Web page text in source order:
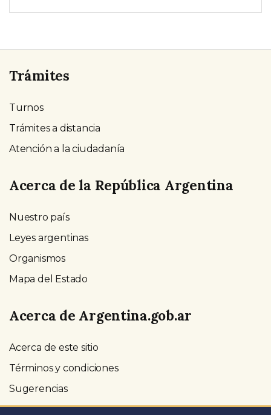
Trámites
Turnos
Trámites a distancia
Atención a la ciudadanía
Acerca de la República Argentina
Nuestro país
Leyes argentinas
Organismos
Mapa del Estado
Acerca de Argentina.gob.ar
Acerca de este sitio
Términos y condiciones
Sugerencias